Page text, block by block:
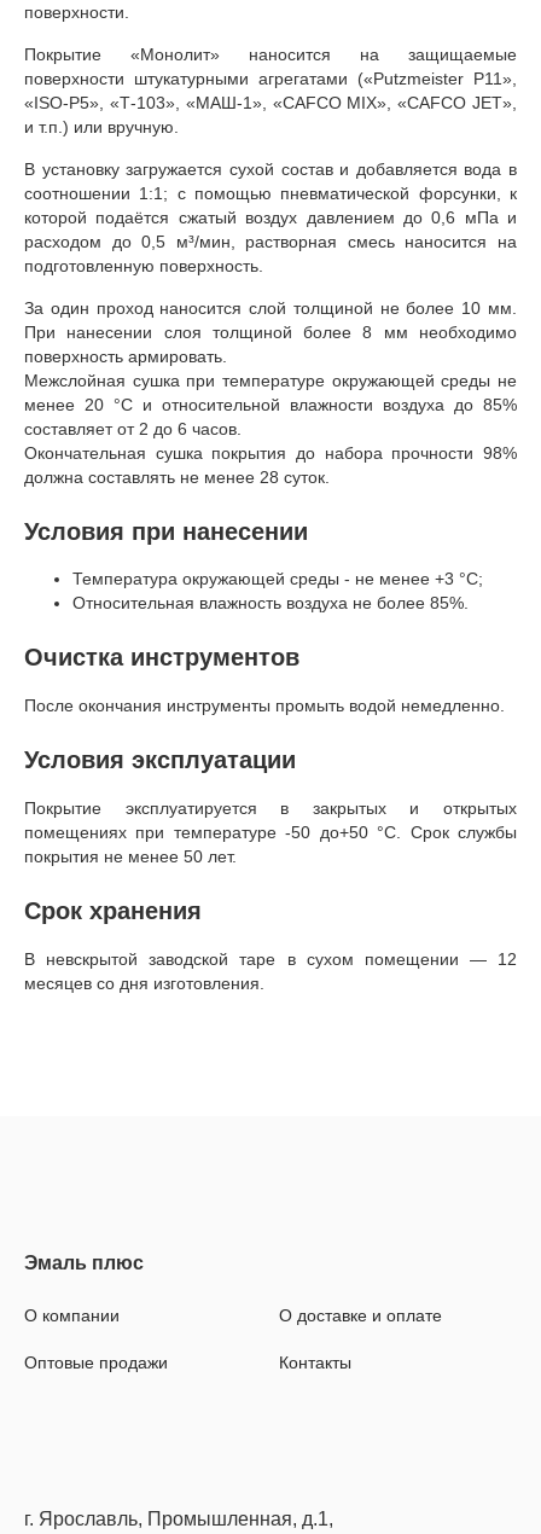
поверхности.
Покрытие «Монолит» наносится на защищаемые
поверхности штукатурными агрегатами («Putzmeister P11»,
«ISO-P5», «Т-103», «МАШ-1», «CAFCO MIX», «CAFCO JET»,
и т.п.) или вручную.
В установку загружается сухой состав и добавляется вода в
соотношении 1:1; с помощью пневматической форсунки, к
которой подаётся сжатый воздух давлением до 0,6 мПа и
расходом до 0,5 м³/мин, растворная смесь наносится на
подготовленную поверхность.
За один проход наносится слой толщиной не более 10 мм.
При нанесении слоя толщиной более 8 мм необходимо
поверхность армировать.
Межслойная сушка при температуре окружающей среды не
менее 20 °С и относительной влажности воздуха до 85%
составляет от 2 до 6 часов.
Окончательная сушка покрытия до набора прочности 98%
должна составлять не менее 28 суток.
Условия при нанесении
Температура окружающей среды - не менее +3 °С;
Относительная влажность воздуха не более 85%.
Очистка инструментов
После окончания инструменты промыть водой немедленно.
Условия эксплуатации
Покрытие эксплуатируется в закрытых и открытых
помещениях при температуре -50 до+50 °С. Срок службы
покрытия не менее 50 лет.
Срок хранения
В невскрытой заводской таре в сухом помещении — 12
месяцев со дня изготовления.
О компании
Оптовые продажи
О доставке и оплате
Контакты
г. Ярославль, Промышленная, д.1,